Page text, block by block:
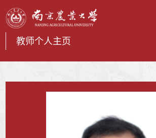
教师个人主页